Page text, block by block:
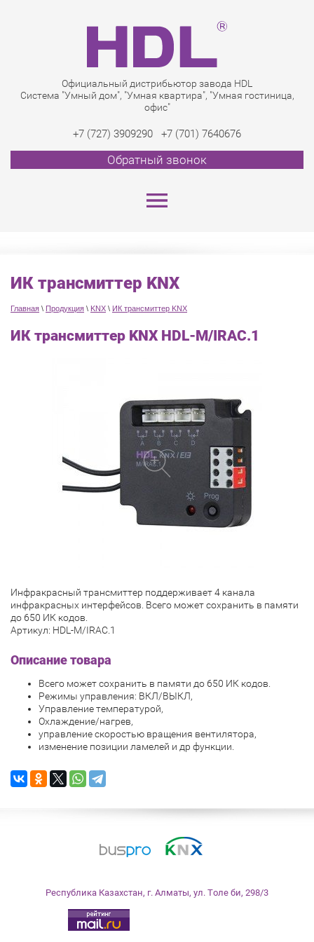
Официальный дистрибьютор завода HDL
Система "Умный дом", "Умная квартира", "Умная гостиница,
офис"
+7 (727) 3909290 +7 (701) 7640676
Обратный звонок
ИК трансмиттер KNX
Главная \ Продукция \ KNX \ ИК трансмиттер KNX
ИК трансмиттер KNX HDL-M/IRAC.1
Инфракрасный трансмиттер поддерживает 4 канала
инфракрасных интерфейсов. Всего может сохранить в памяти
до 650 ИК кодов.
Артикул: HDL-M/IRAC.1
Описание товара
Всего может сохранить в памяти до 650 ИК кодов.
Режимы управления: ВКЛ/ВЫКЛ,
Управление температурой,
Охлаждение/нагрев,
управление скоростью вращения вентилятора,
изменение позиции ламелей и др функции.
Республика Казахстан, г. Алматы, ул. Толе би, 298/3